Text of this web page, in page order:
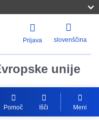
Prijava slovenščina
unije
Pomoč Išči Meni